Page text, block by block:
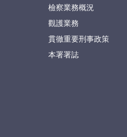
檢察業務概況
觀護業務
貫徹重要刑事政策
本署署誌